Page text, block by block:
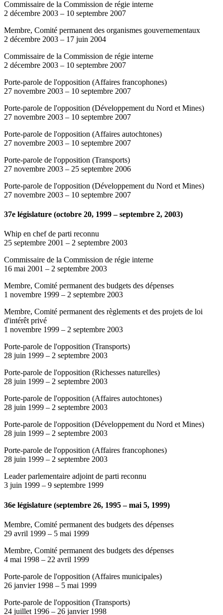
Commissaire de la Commission de régie interne
2 décembre 2003 – 10 septembre 2007
Membre, Comité permanent des organismes gouvernementaux
2 décembre 2003 – 17 juin 2004
Commissaire de la Commission de régie interne
2 décembre 2003 – 10 septembre 2007
Porte-parole de l'opposition (Affaires francophones)
27 novembre 2003 – 10 septembre 2007
Porte-parole de l'opposition (Développement du Nord et Mines)
27 novembre 2003 – 10 septembre 2007
Porte-parole de l'opposition (Affaires autochtones)
27 novembre 2003 – 10 septembre 2007
Porte-parole de l'opposition (Transports)
27 novembre 2003 – 25 septembre 2006
Porte-parole de l'opposition (Développement du Nord et Mines)
27 novembre 2003 – 10 septembre 2007
37e législature (octobre 20, 1999 – septembre 2, 2003)
Whip en chef de parti reconnu
25 septembre 2001 – 2 septembre 2003
Commissaire de la Commission de régie interne
16 mai 2001 – 2 septembre 2003
Membre, Comité permanent des budgets des dépenses
1 novembre 1999 – 2 septembre 2003
Membre, Comité permanent des règlements et des projets de loi
d'intérêt privé
1 novembre 1999 – 2 septembre 2003
Porte-parole de l'opposition (Transports)
28 juin 1999 – 2 septembre 2003
Porte-parole de l'opposition (Richesses naturelles)
28 juin 1999 – 2 septembre 2003
Porte-parole de l'opposition (Affaires autochtones)
28 juin 1999 – 2 septembre 2003
Porte-parole de l'opposition (Développement du Nord et Mines)
28 juin 1999 – 2 septembre 2003
Porte-parole de l'opposition (Affaires francophones)
28 juin 1999 – 2 septembre 2003
Leader parlementaire adjoint de parti reconnu
3 juin 1999 – 9 septembre 1999
36e législature (septembre 26, 1995 – mai 5, 1999)
Membre, Comité permanent des budgets des dépenses
29 avril 1999 – 5 mai 1999
Membre, Comité permanent des budgets des dépenses
4 mai 1998 – 22 avril 1999
Porte-parole de l'opposition (Affaires municipales)
26 janvier 1998 – 5 mai 1999
Porte-parole de l'opposition (Transports)
24 juillet 1996 – 26 janvier 1998